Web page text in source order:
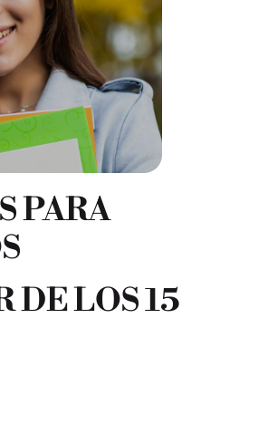
PARA
DE LOS 15